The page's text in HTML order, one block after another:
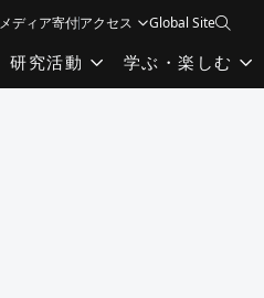
研究活動 学ぶ・楽しむ
メディア寄付アクセス Global Site